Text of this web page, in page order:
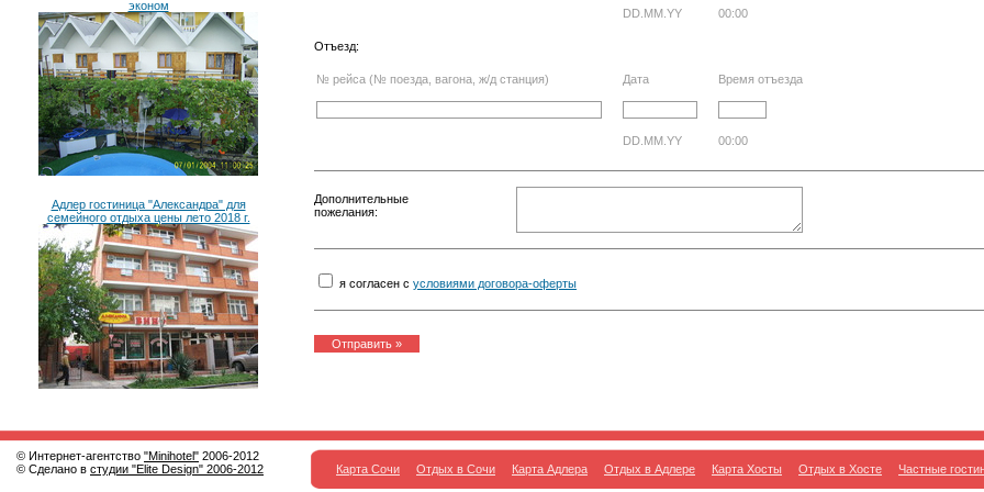
эконом
Адлер гостиница "Александра" для
семейного отдыха цены лето 2018 г.
DD.MM.YY 00:00
Отъезд:
№ рейса (№ поезда, вагона, ж/д станция) Дата Время отъезда
DD.MM.YY 00:00
Дополнительные
пожелания:
я согласен с условиями договора-оферты
© Интернет-агентство "Minihotel" 2006-2012
© Сделано в студии "Elite Design" 2006-2012 Карта Сочи Отдых в Сочи Карта Адлера Отдых в Адлере Карта Хосты Отдых в Хосте Частные